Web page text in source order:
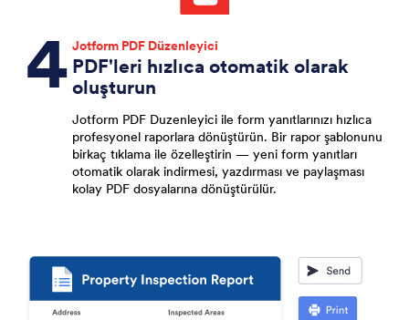
Jotform PDF Düzenleyici
PDF'leri hızlıca otomatik olarak
oluşturun
Jotform PDF Duzenleyici ile form yanıtlarınızı hızlıca
profesyonel raporlara dönüştürün. Bir rapor şablonunu
birkaç tıklama ile özelleştirin — yeni form yanıtları
otomatik olarak indirmesi, yazdırması ve paylaşması
kolay PDF dosyalarına dönüştürülür.